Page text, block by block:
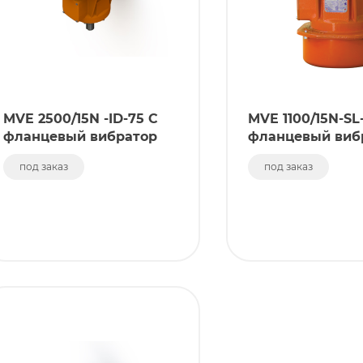
MVE 2500/15N -ID-75 C
фланцевый вибратор
под заказ
MVE 1100/15N-
фланцевый
под заказ